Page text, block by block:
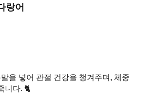
랑어
을 넣어 관절 건강을 챙겨주며, 체중
니다. 🐈